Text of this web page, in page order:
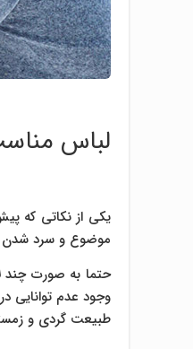
لباس
یکی از نکاتی که
موضوع و سرد شدن
حتما به صورت چند
وجود عدم توانایی
طبیعت گردی و